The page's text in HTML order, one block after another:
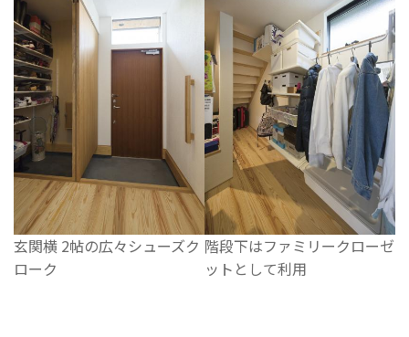
玄関横 2帖の広々シューズク
ローク
階段下はファミリークローゼ
ットとして利用